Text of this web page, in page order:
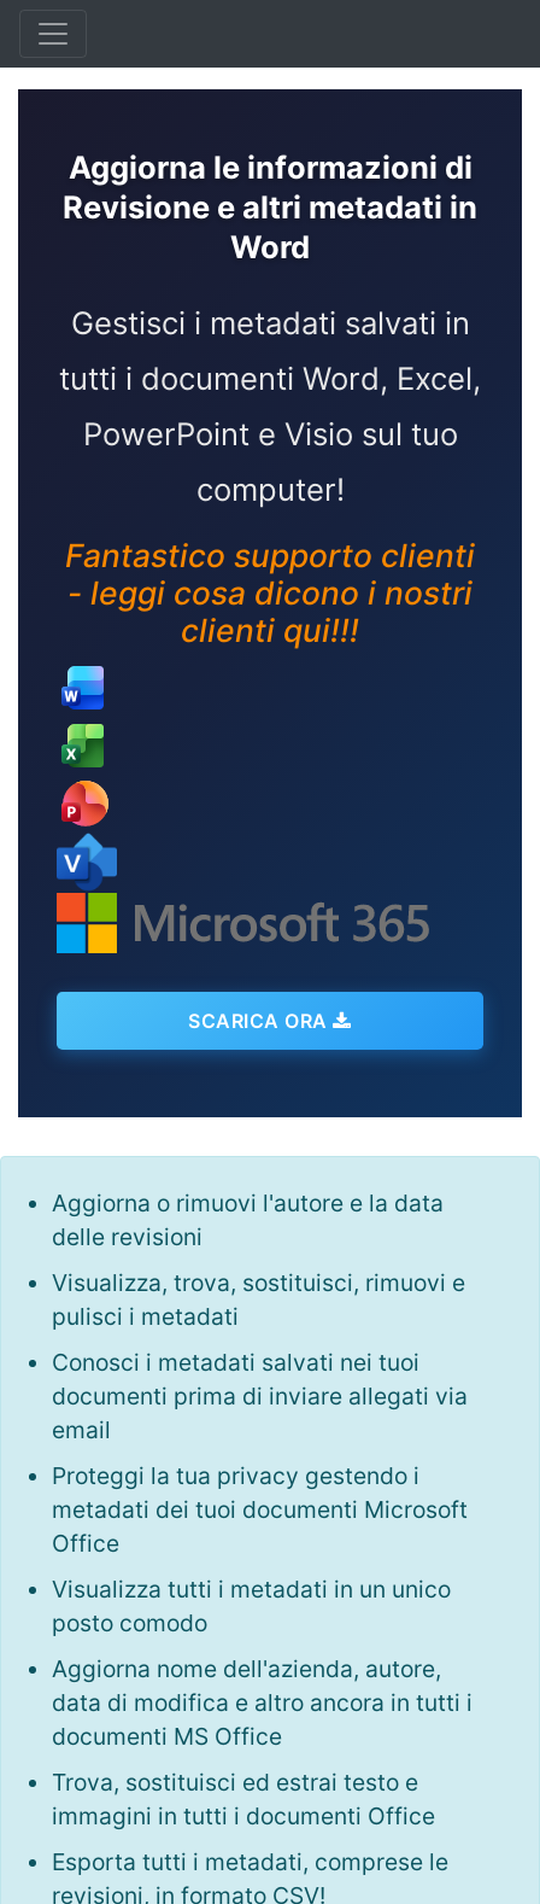
Aggiorna le informazioni di
Revisione e altri metadati in
Word
Gestisci i metadati salvati in
tutti i documenti Word, Excel,
PowerPoint e Visio sul tuo
computer!
Fantastico supporto clienti
- leggi cosa dicono i nostri
clienti qui!!!
SCARICA ORA
Aggiorna o rimuovi l'autore e la data
delle revisioni
Visualizza, trova, sostituisci, rimuovi e
pulisci i metadati
Conosci i metadati salvati nei tuoi
documenti prima di inviare allegati via
email
Proteggi la tua privacy gestendo i
metadati dei tuoi documenti Microsoft
Office
Visualizza tutti i metadati in un unico
posto comodo
Aggiorna nome dell'azienda, autore,
data di modifica e altro ancora in tutti i
documenti MS Office
Trova, sostituisci ed estrai testo e
immagini in tutti i documenti Office
Esporta tutti i metadati, comprese le
revisioni, in formato CSV!